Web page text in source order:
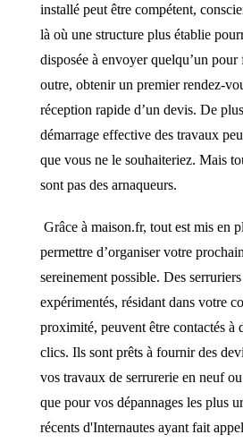
installé peut être compétent,
là où une structure plus établie
disposée à envoyer quelqu’un
outre, obtenir un premier rendez-
réception rapide d’un devis. De
démarrage effective des travaux
que vous ne le souhaiteriez. Mais
sont pas des arnaqueurs.
Grâce à maison.fr, tout est mis en
permettre d’organiser votre
sereinement possible. Des
expérimentés, résidant dans votre
proximité, peuvent être contactés à
clics. Ils sont prêts à fournir des
vos travaux de serrurerie en neuf
que pour vos dépannages les plus
récents d'Internautes ayant fait